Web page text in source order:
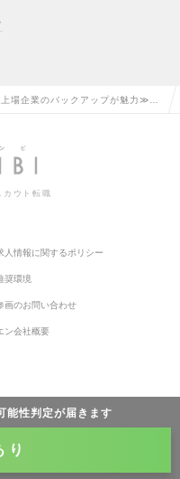
能性判定が届きます
り
場企業のバックアップが魅力≫コ
ティブディレクターの求人情報
カウト転職
人情報に関するポリシー
奨環境
画のお問い合わせ
ン会社概要